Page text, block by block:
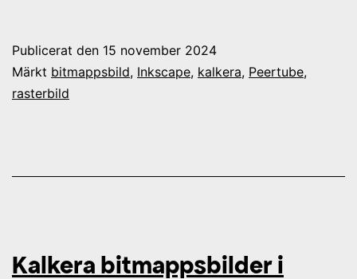
Publicerat den 15 november 2024
Märkt bitmappsbild, Inkscape, kalkera, Peertube,
rasterbild
Kalkera bitmappsbilder i